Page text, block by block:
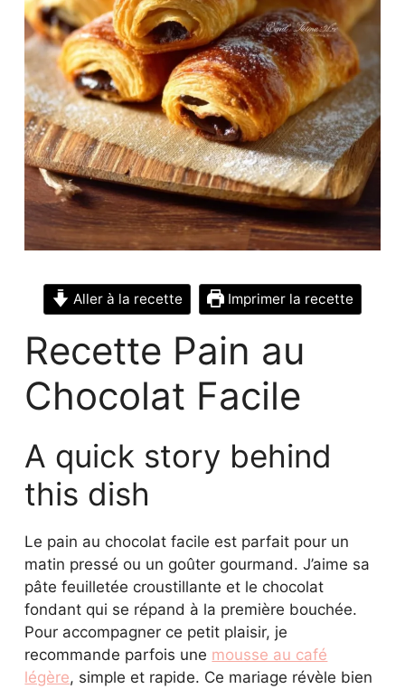
Aller à la recette Imprimer la recette
Recette Pain au
Chocolat Facile
A quick story behind
this dish
Le pain au chocolat facile est parfait pour un
matin pressé ou un goûter gourmand. J’aime sa
pâte feuilletée croustillante et le chocolat
fondant qui se répand à la première bouchée.
Pour accompagner ce petit plaisir, je
recommande parfois une mousse au café
légère, simple et rapide. Ce mariage révèle bien